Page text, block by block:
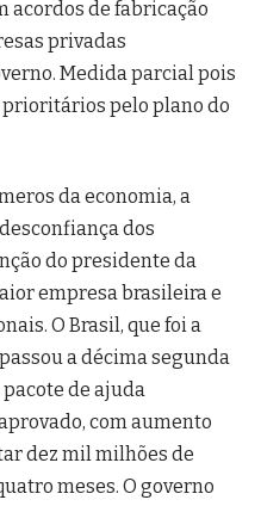
acordos de fabricação
privadas
Medida parcial pois
pelo plano do
da economia, a
dos
do presidente da
empresa brasileira e
O Brasil, que foi a
a décima segunda
pacote de ajuda
com aumento
dez mil milhões de
meses. O governo